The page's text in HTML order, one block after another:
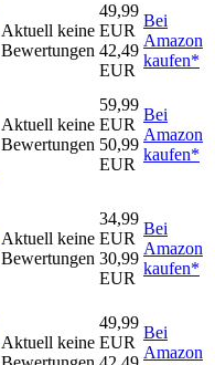
Aktuell keine
Bewertungen
49,99
EUR
42,49
EUR
Bei
Amazon
kaufen*
Aktuell keine
Bewertungen
59,99
EUR
50,99
EUR
Bei
Amazon
kaufen*
Aktuell keine
Bewertungen
34,99
EUR
30,99
EUR
Bei
Amazon
kaufen*
Aktuell keine
49,99
EUR
Bei
Amazon